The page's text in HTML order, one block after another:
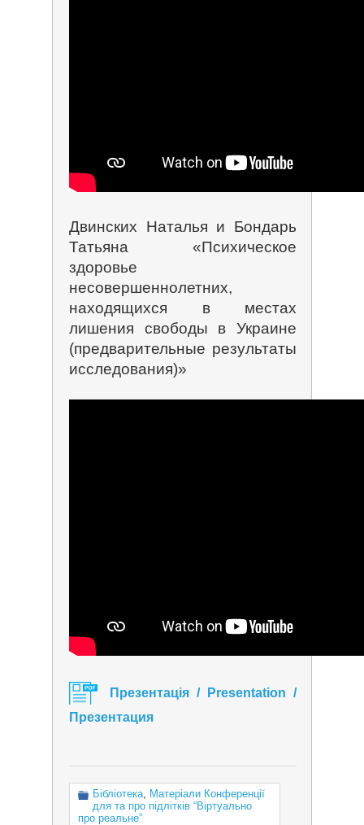
Двинских Наталья и Бондарь
Татьяна «Психическое
здоровье
несовершеннолетних,
находящихся в местах
лишения свободы в Украине
(предварительные результаты
исследования)»
Презентація / Presentation /
Презентация
Бібліотека
Матеріали Конференції
для та про підлітків “Віртуально
про реальне”